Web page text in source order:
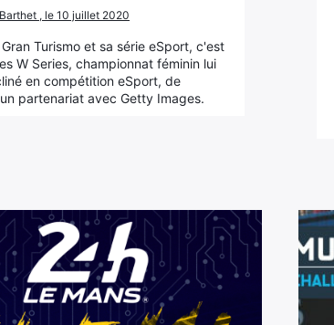
, le 10 juillet 2020
Turismo et sa série eSport, c'est
W Series, championnat féminin lui
en compétition eSport, de
partenariat avec Getty Images.